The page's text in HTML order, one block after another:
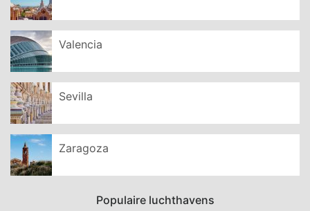
Valencia
Sevilla
Zaragoza
Populaire luchthavens